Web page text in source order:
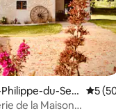
du-Seig
5
de la Maison